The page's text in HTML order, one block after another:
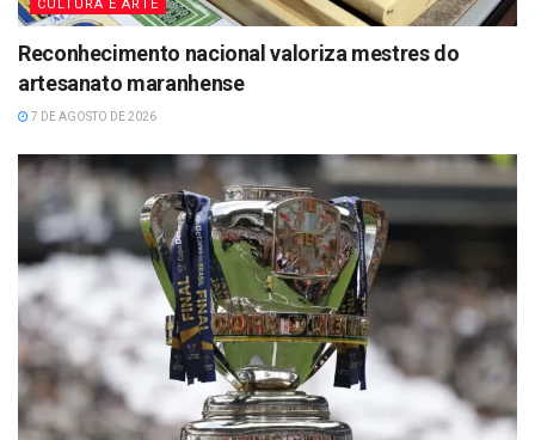
CULTURA E ARTE
Reconhecimento nacional valoriza mestres do
artesanato maranhense
7 DE AGOSTO DE 2026